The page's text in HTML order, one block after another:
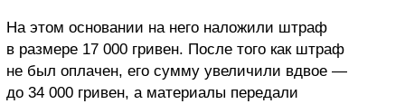
На этом основании на него наложили штраф
в размере 17 000 гривен. После того как штраф
не был оплачен, его сумму увеличили вдвое —
до 34 000 гривен, а материалы передали